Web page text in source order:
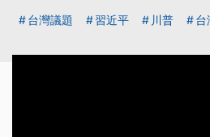
台灣議題 習近平 川普 台